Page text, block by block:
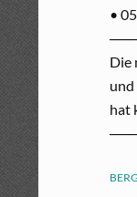
•
Die
hat